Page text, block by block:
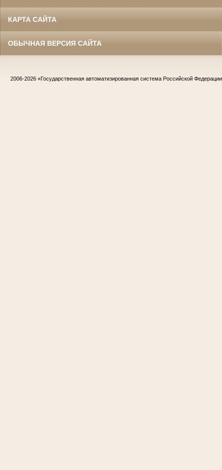
КАРТА САЙТА
ОБЫЧНАЯ ВЕРСИЯ САЙТА
2006-2026 «Государственная автоматизированная система Российской